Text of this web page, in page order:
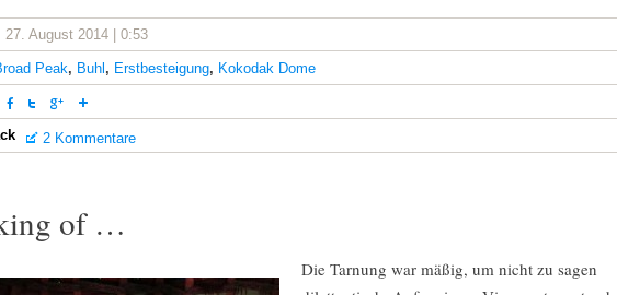
27. August 2014 | 0:53
Peak, Buhl , Erstbesteigung, Kokodak Dome
2 Kommentare
of …
Die Tarnung war mäßig, um nicht zu sagen